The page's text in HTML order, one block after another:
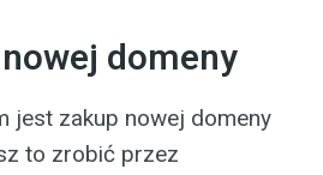
domeny
jest zakup nowej domeny
to zrobić przez